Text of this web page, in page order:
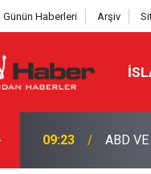
Günün Haberleri Arşiv
09:08